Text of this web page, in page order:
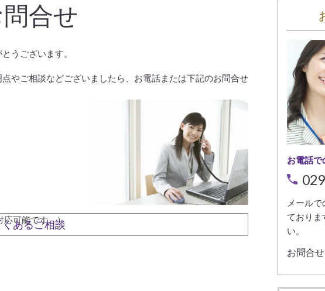
合せ
うございます。
やご相談などございましたら、お電話または下記のお問合せ
応可能です。）
くあるご相談
お電話で
メール
ておりま
い。
お問合